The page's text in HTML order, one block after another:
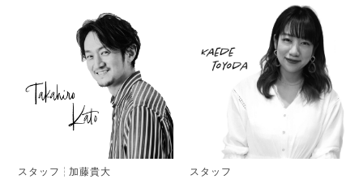
スタッフ 加藤貴大
スタッフ